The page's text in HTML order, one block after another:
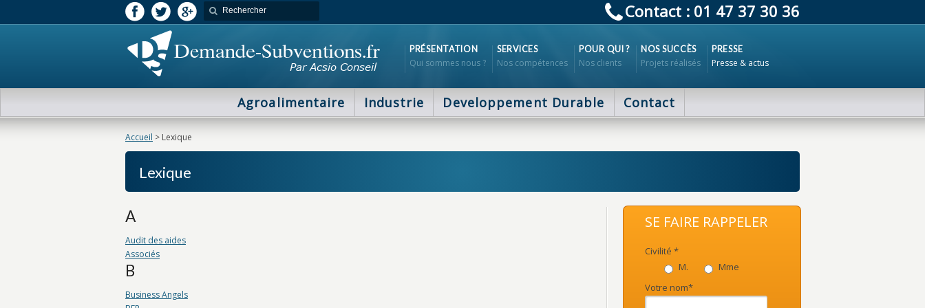
Contact : 01 47 37 30 36
PRÉSENTATION
Qui sommes nous ?
SERVICES
Nos compétences
POUR QUI ?
Nos clients
NOS SUCCÈS
Projets réalisés
PRESSE
Presse & actus
Agroalimentaire Industrie Developpement Durable Contact
Accueil > Lexique
Lexique
A
Audit des aides
Associés
B
Business Angels
SE FAIRE RAPPELER
Civilité *
M.
Mme
Votre nom*